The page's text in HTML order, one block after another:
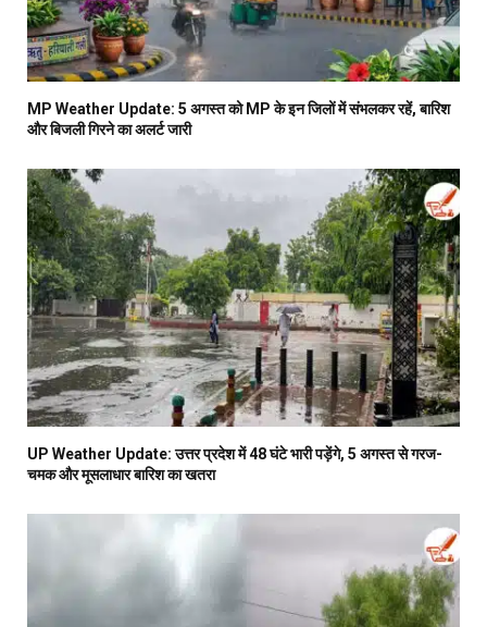
MP Weather Update: 5 अगस्त को MP के इन जिलों में संभलकर रहें, बारिश
और बिजली गिरने का अलर्ट जारी
UP Weather Update: उत्तर प्रदेश में 48 घंटे भारी पड़ेंगे, 5 अगस्त से गरज-
चमक और मूसलाधार बारिश का खतरा